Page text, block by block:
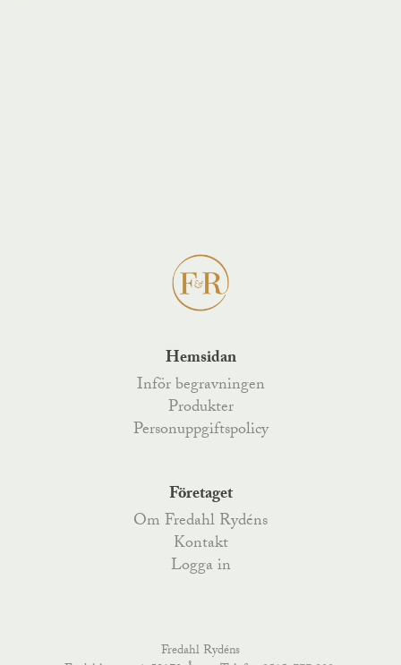
Hemsidan
Inför begravningen
Produkter
Personuppgiftspolicy
Företaget
Om Fredahl Rydéns
Kontakt
Logga in
Fredahl Rydéns